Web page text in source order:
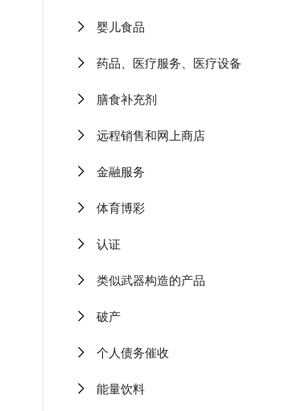
婴儿食品
药品、医疗服务、医疗设备
膳食补充剂
远程销售和网上商店
金融服务
体育博彩
认证
类似武器构造的产品
破产
个人债务催收
能量饮料